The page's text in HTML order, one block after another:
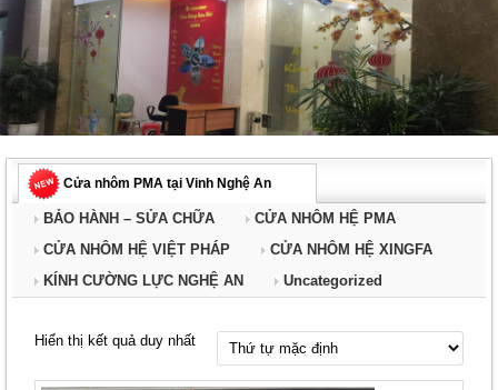
Cửa nhôm PMA tại Vinh Nghệ An
BẢO HÀNH – SỬA CHỮA
CỬA NHÔM HỆ PMA
CỬA NHÔM HỆ VIỆT PHÁP
CỬA NHÔM HỆ XINGFA
KÍNH CƯỜNG LỰC NGHỆ AN
Uncategorized
Hiển thị kết quả duy nhất